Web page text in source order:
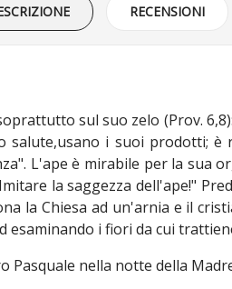
RECENSIONI
sul suo zelo (Prov.
i suoi prodotti;
L'ape è mirabile per la sua
la saggezza dell'ape!"
la Chiesa ad un'arnia e il
esaminando i fiori da cui
Pasquale nella notte della